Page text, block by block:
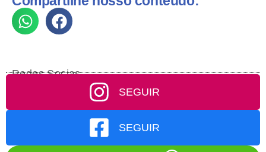
Redes Socias
SEGUIR
SEGUIR